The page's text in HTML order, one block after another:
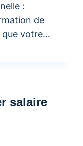
:
de
que votre…
salaire